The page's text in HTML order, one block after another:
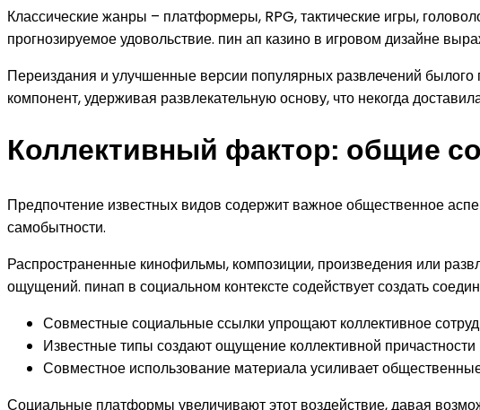
Классические жанры – платформеры, RPG, тактические игры,
прогнозируемое удовольствие. пин ап казино в игровом дизайне
Переиздания и улучшенные версии популярных развлечений былого
компонент, удерживая развлекательную основу, что некогда
Коллективный фактор: общие
Предпочтение известных видов содержит важное общественное
самобытности.
Распространенные кинофильмы, композиции, произведения или
ощущений. пинап в социальном контексте содействует создать
Совместные социальные ссылки упрощают коллективное
Известные типы создают ощущение коллективной причастности
Совместное использование материала усиливает
Социальные платформы увеличивают этот воздействие, давая